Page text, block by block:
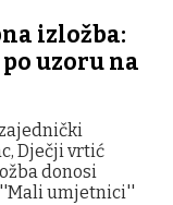
izložba:
uzoru na
Dječji vrtić
donosi
umjetnici''